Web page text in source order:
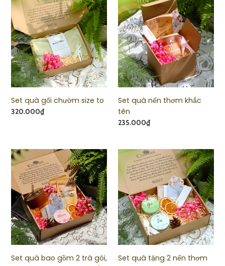
quà
gối
chườm
size
to
Set quà gối chườm size to
Giá
320.000₫
quà
nến
thơm
khắc
tên
Set quà nến thơm khắc
tên
Giá
235.000₫
Set
quà
bao
gồm
trà
gói,
1
nến
thơm
Set quà bao gồm 2 trà gói,
Set
quà
tặng
nến
thơm
size
70gr
Set quà tặng 2 nến thơm